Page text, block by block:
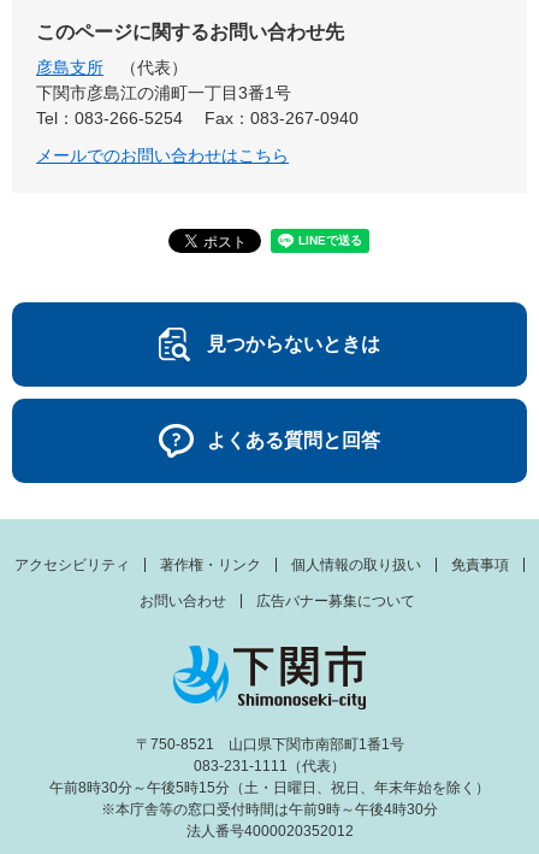
このページに関するお問い合わせ先
彦島支所
代表
下関市彦島江の浦町一丁目3番1号
Tel：083-266-5254
Fax：083-267-0940
メールでのお問い合わせはこちら
見つからないときは
よくある質問と回答
アクセシビリティ 著作権・リンク 個人情報の取り扱い 免責事項
お問い合わせ 広告バナー募集について
〒750-8521 山口県下関市南部町1番1号
083-231-1111（代表）
午前8時30分～午後5時15分（土・日曜日、祝日、年末年始を除く）
※本庁舎等の窓口受付時間は午前9時～午後4時30分
法人番号4000020352012